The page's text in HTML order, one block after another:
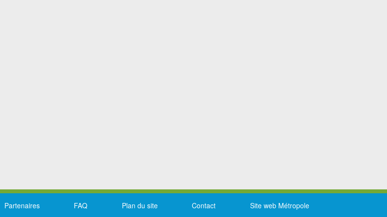
Partenaires FAQ Plan du site Contact Site web Métropole